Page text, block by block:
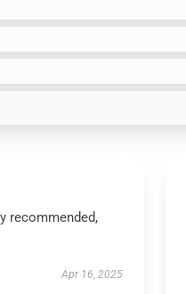
recommended,
Apr 16, 2025